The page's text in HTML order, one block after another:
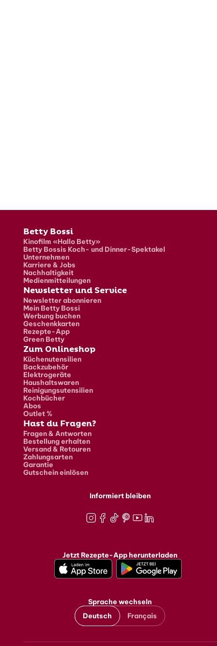
Fusszeile
Betty Bossi
Kinofilm «Hallo Betty»
Betty Bossis Koch- und Dinner-Spektakel
Unternehmen
Karriere & Jobs
Nachhaltigkeit
Medienmitteilungen
Newsletter und Service
Newsletter abonnieren
Mein Betty Bossi
Werbung buchen
Geschenkkarten
Rezepte-App
Green Betty
Zum Onlineshop
Küchenutensilien
Backzubehör
Elektrogeräte
Haushaltswaren
Reinigungsutensilien
Kochbücher
Abos
Outlet %
Hast du Fragen?
Fragen & Antworten
Bestellung erhalten
Versand & Retouren
Zahlungsarten
Garantie
Gutschein einlösen
Informiert bleiben
Jetzt Rezepte-App herunterladen
Sprache wechseln
Deutsch
Français